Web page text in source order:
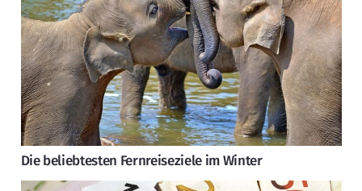
Die beliebtesten Fernreiseziele im Winter